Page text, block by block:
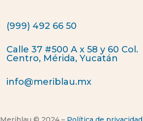
(999) 492 66 50
Calle 37 #500 A x 58 y 60 Col.
Centro, Mérida, Yucatán
info@meriblau.mx